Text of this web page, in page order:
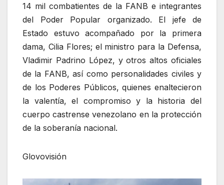
14 mil combatientes de la FANB e integrantes
del Poder Popular organizado. El jefe de
Estado estuvo acompañado por la primera
dama, Cilia Flores; el ministro para la Defensa,
Vladimir Padrino López, y otros altos oficiales
de la FANB, así como personalidades civiles y
de los Poderes Públicos, quienes enaltecieron
la valentía, el compromiso y la historia del
cuerpo castrense venezolano en la protección
de la soberanía nacional.
Glovovisión